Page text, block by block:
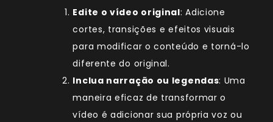
Edite o vídeo original: Adicione
cortes, transições e efeitos visuais
para modificar o conteúdo e torná-lo
diferente do original.
Inclua narração ou legendas: Uma
maneira eficaz de transformar o
vídeo é adicionar sua própria voz ou